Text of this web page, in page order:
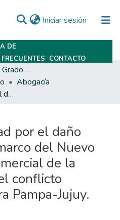
Iniciar sesión (current)
DE
CONTACTO
Trabajos Finales De Grado Y Posgrado
Abogacía
La responsabilidad por el daño ambiental en el marco del Nuevo Código Civil y Comercial de la Nación a la luz del conflicto ambiental en Abra Pampa-Jujuy.
por el daño
del Nuevo
de la
conflicto
Pampa-Jujuy.